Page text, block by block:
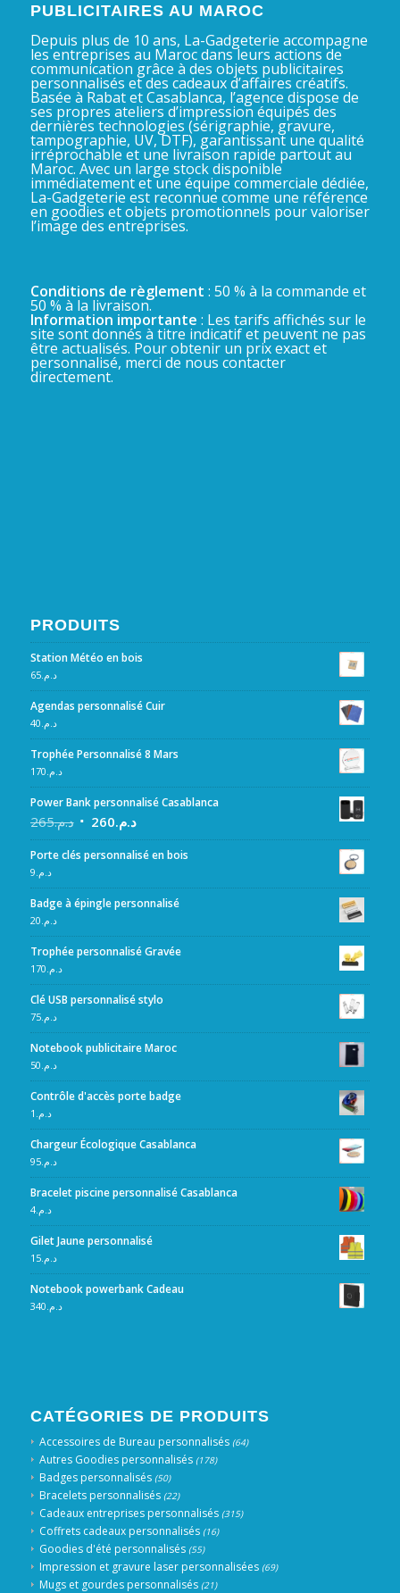
PUBLICITAIRES AU MAROC
Depuis plus de 10 ans, La-Gadgeterie accompagne
les entreprises au Maroc dans leurs actions de
communication grâce à des objets publicitaires
personnalisés et des cadeaux d’affaires créatifs.
Basée à Rabat et Casablanca, l’agence dispose de
ses propres ateliers d’impression équipés des
dernières technologies (sérigraphie, gravure,
tampographie, UV, DTF), garantissant une qualité
irréprochable et une livraison rapide partout au
Maroc. Avec un large stock disponible
immédiatement et une équipe commerciale dédiée,
La-Gadgeterie est reconnue comme une référence
en goodies et objets promotionnels pour valoriser
l’image des entreprises.
Conditions de règlement : 50 % à la commande et
50 % à la livraison.
Information importante : Les tarifs affichés sur le
site sont donnés à titre indicatif et peuvent ne pas
être actualisés. Pour obtenir un prix exact et
personnalisé, merci de nous contacter
directement.
PRODUITS
Station Météo en bois
د.م.65
Agendas personnalisé Cuir
د.م. 40
Trophée Personnalisé 8 Mars
د.م. 170
Power Bank personnalisé Casablanca
د.م.265 د.م.260
Porte clés personnalisé en bois
د.م. 9
Badge à épingle personnalisé
د.م. 20
Trophée personnalisé Gravée
د.م. 170
Clé USB personnalisé stylo
د.م.75
Notebook publicitaire Maroc
د.م. 50
Contrôle d'accès porte badge
د.م. 1
Chargeur Écologique Casablanca
د.م.95
Bracelet piscine personnalisé Casablanca
د.م.4
Gilet Jaune personnalisé
د.م.15
Notebook powerbank Cadeau
د.م. 340
CATÉGORIES DE PRODUITS
Accessoires de Bureau personnalisés (64)
Autres Goodies personnalisés (178)
Badges personnalisés (50)
Bracelets personnalisés (22)
Cadeaux entreprises personnalisés (315)
Coffrets cadeaux personnalisés (16)
Goodies d'été personnalisés (55)
Impression et gravure laser personnalisées (69)
Mugs et gourdes personnalisés (21)